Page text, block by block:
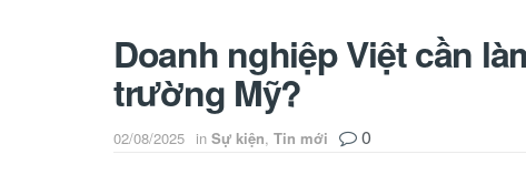
Doanh nghiệp Việt cần
trường Mỹ?
02/08/2025 in Sự kiện, Tin mới 0